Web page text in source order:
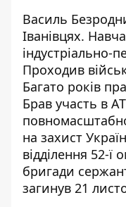
Василь
Іванівцях.
індустріально-
Проходив
Багато років
Брав участь в
на захист
відділення 52-ї
бригади
загинув 21